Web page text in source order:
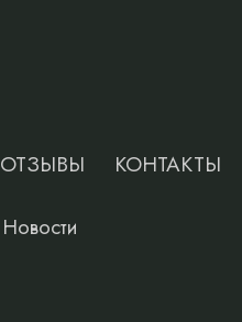
ОТЗЫВЫ КОНТАКТЫ
Новости